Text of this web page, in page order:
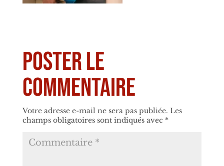
Poster le
commentaire
Votre adresse e-mail ne sera pas publiée. Les
champs obligatoires sont indiqués avec *